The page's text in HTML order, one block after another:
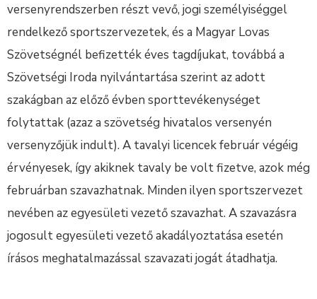
versenyrendszerben részt vevő, jogi személyiséggel
rendelkező sportszervezetek, és a Magyar Lovas
Szövetségnél befizették éves tagdíjukat, továbbá a
Szövetségi Iroda nyilvántartása szerint az adott
szakágban az előző évben sporttevékenységet
folytattak (azaz a szövetség hivatalos versenyén
versenyzőjük indult). A tavalyi licencek február végéig
érvényesek, így akiknek tavaly be volt fizetve, azok még
februárban szavazhatnak. Minden ilyen sportszervezet
nevében az egyesületi vezető szavazhat. A szavazásra
jogosult egyesületi vezető akadályoztatása esetén
írásos meghatalmazással szavazati jogát átadhatja.